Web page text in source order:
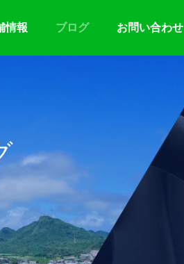
情報 ブログ お問い合わせ